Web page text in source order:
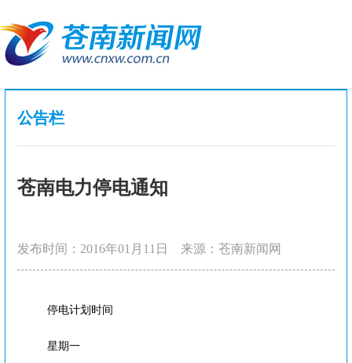
公告栏
苍南电力停电通知
发布时间：2016年01月11日 来源：苍南新闻网
停电计划时间
星期一